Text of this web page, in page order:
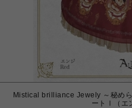
Mistical brilliance Jewely ～秘め
ートⅠ（エ